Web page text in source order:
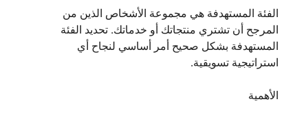
الفئة المستهدفة هي مجموعة الأشخاص الذين من
المرجح أن تشتري منتجاتك أو خدماتك. تحديد الفئة
المستهدفة بشكل صحيح أمر أساسي لنجاح أي
استراتيجية تسويقية.
الأهمية